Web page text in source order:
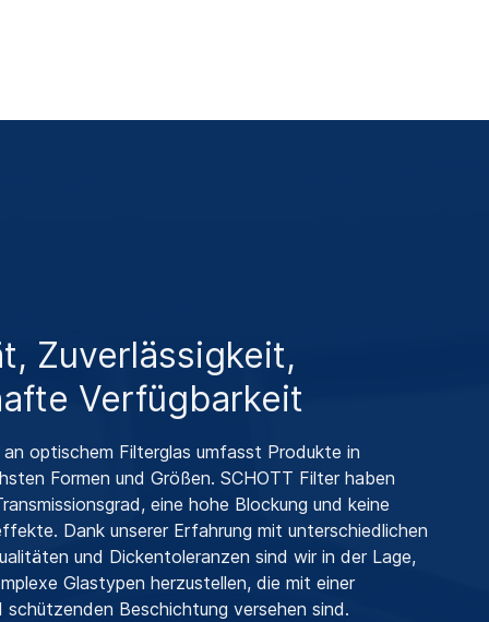
Zuverlässigkeit,
Verfügbarkeit
optischem Filterglas umfasst Produkte in
Formen und Größen. SCHOTT Filter haben
eine hohe Blockung und keine
Dank unserer Erfahrung mit unterschiedlichen
und Dickentoleranzen sind wir in der Lage,
Glastypen herzustellen, die mit einer
schützenden Beschichtung versehen sind.